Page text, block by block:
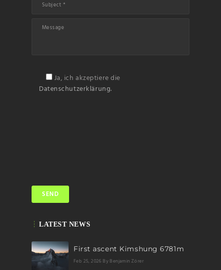
Ja, ich akzeptiere die
Datenschutzerklärung.
LATEST NEWS
First ascent Kimshung 6781m
Feb 25, 2026 By Benjamin Zörer